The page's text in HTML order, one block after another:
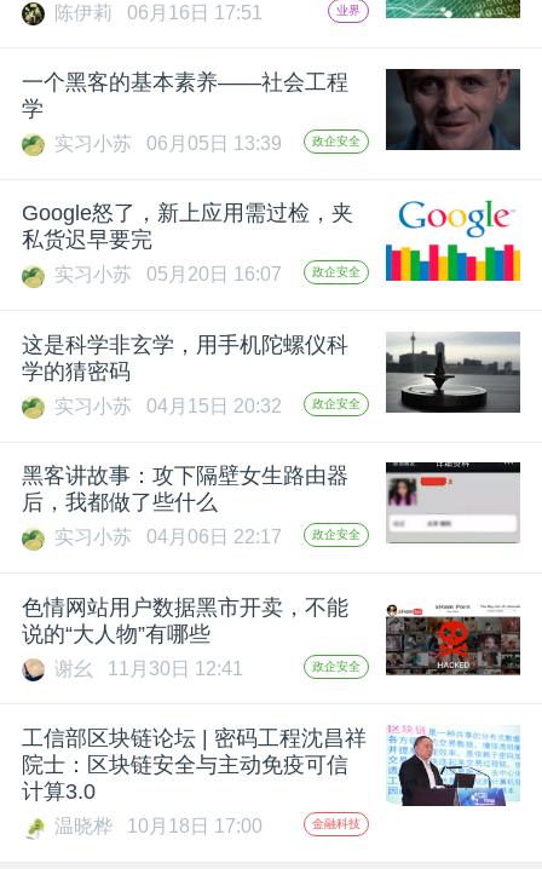
陈伊莉 06月16日 17:51 业界
一个黑客的基本素养——社会工程
学
实习小苏 06月05日 13:39 政企安全
Google怒了，新上应用需过检，夹
私货迟早要完
实习小苏 05月20日 16:07 政企安全
这是科学非玄学，用手机陀螺仪科
学的猜密码
实习小苏 04月15日 20:32 政企安全
黑客讲故事：攻下隔壁女生路由器
后，我都做了些什么
实习小苏 04月06日 22:17 政企安全
色情网站用户数据黑市开卖，不能
说的“大人物”有哪些
谢幺 11月30日 12:41 政企安全
工信部区块链论坛 | 密码工程沈昌祥
院士：区块链安全与主动免疫可信
计算3.0
温晓桦 10月18日 17:00 金融科技